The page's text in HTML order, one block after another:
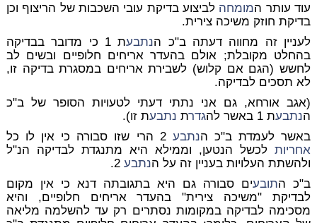
עוד עותר המומחה לביצוע בדיקת עובי השכבות של הריצוף וכן
בדיקת חוזק משיכה צירית.
לעניין זה מחווה דעתה ב"כ הנתבע
ת 1 כי מדובר בבדיקה
בהחלט מקובלת; אולם בהעדר אריחים חלופיים ובשים לב
לחשש (הגם אם קלוש) לשבירת אריחים במסגרת בדיקה זו,
לא תסכים לבדיקה.
(אגב אורחא, גם אני נתתי דעתי לטעויות הסופר של ב"כ
הנתבעת 1 באשר לה גדרת נתבעת זו).
באשר לעמדת ב"כ הנתבע 2 הרי שזו סבורה כי אין לו כל
אחריותלכשל הנטען, וממילא היא מתנגדת לבדיקה הנ"ל
ולהשתת העלויות בעניין זה על הנתבע2.
ב"כ התובעים סבורה גם היא בתגובתה דנא כי אין מקום
לבדיקת "משיכה צירית" בהעדר אריחים חלופיים, והיא
מסכימה לבדיקה במקומות נסתרים רק עד להשלמה מליאה